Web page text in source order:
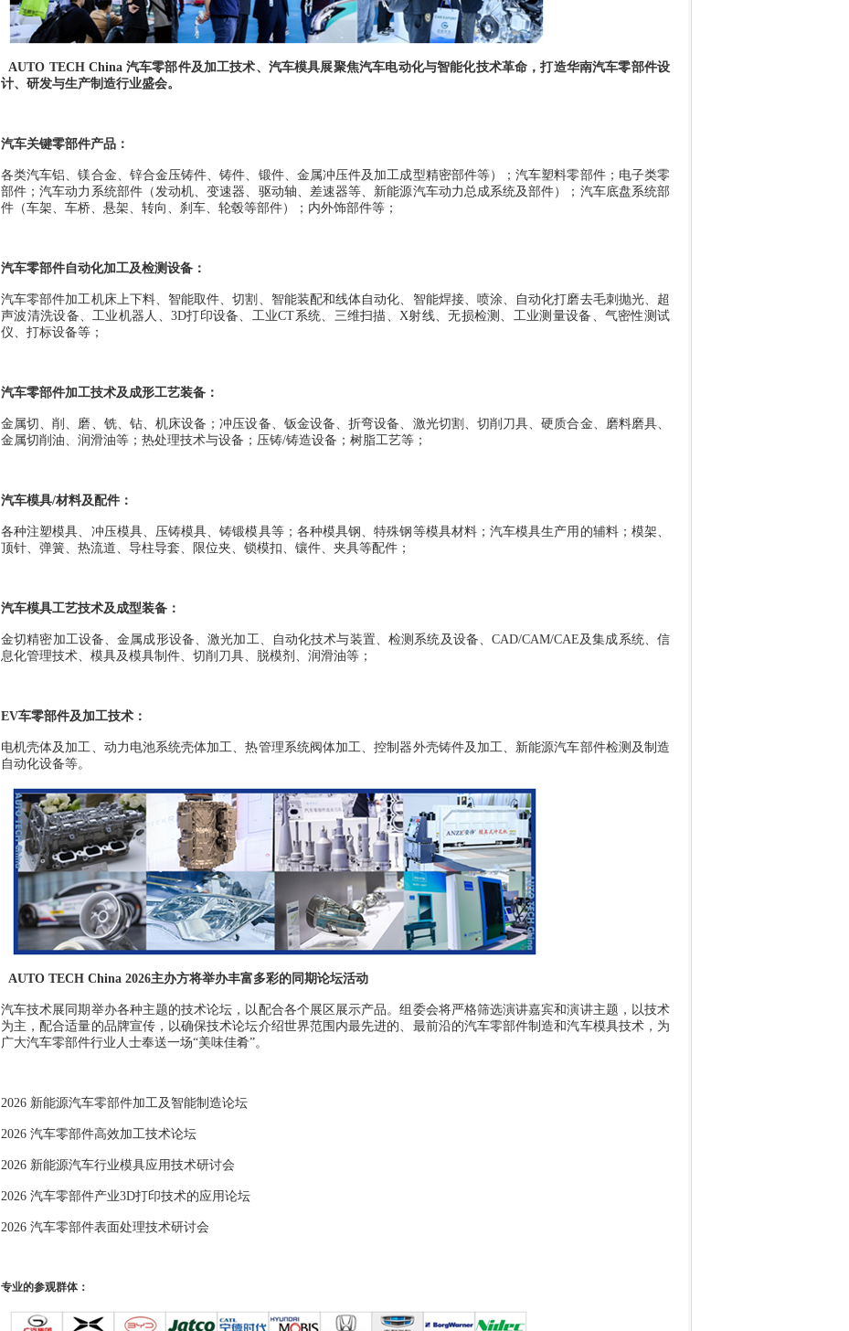
AUTO TECH China 汽车零部件及加工技术、汽车模具展聚焦汽车电动化与智能化技术革命，打造华南汽车零部件设
计、研发与生产制造行业盛会。
汽车关键零部件产品：
各类汽车铝、镁合金、锌合金压铸件、铸件、锻件、金属冲压件及加工成型精密部件等）；汽车塑料零部件；电子类零
部件；汽车动力系统部件（发动机、变速器、驱动轴、差速器等、新能源汽车动力总成系统及部件）；汽车底盘系统部
件（车架、车桥、悬架、转向、刹车、轮毂等部件）；内外饰部件等；
汽车零部件自动化加工及检测设备：
汽车零部件加工机床上下料、智能取件、切割、智能装配和线体自动化、智能焊接、喷涂、自动化打磨去毛刺抛光、超
声波清洗设备、工业机器人、 3D打印设备、工业CT系统、三维扫描、X射线、无损检测、工业测量设备、气密性测试
仪、打标设备等；
汽车零部件加工技术及成形工艺装备：
金属切、削、磨、铣、钻、机床设备；冲压设备、钣金设备、折弯设备、激光切割、切削刀具、硬质合金、磨料磨具、
金属切削油、润滑油等；热处理技术与设备；压铸/铸造设备；树脂工艺等；
汽车模具/材料及配件：
各种注塑模具、冲压模具、压铸模具、铸锻模具等；各种模具钢、特殊钢等模具材料；汽车模具生产用的辅料；模架、
顶针、弹簧、热流道、导柱导套、限位夹、锁模扣、镶件、夹具等配件；
汽车模具工艺技术及成型装备：
金切精密加工设备、金属成形设备、激光加工、自动化技术与装置、检测系统及设备、CAD/CAM/CAE及集成系统、信
息化管理技术、模具及模具制件、切削刀具、脱模剂、润滑油等；
EV车零部件及加工技术：
电机壳体及加工、动力电池系统壳体加工、热管理系统阀体加工、控制器外壳铸件及加工、新能源汽车部件检测及制造
自动化设备等。
AUTO TECH China 2026主办方将举办丰富多彩的同期论坛活动
汽车技术展同期举办各种主题的技术论坛，以配合各个展区展示产品。组委会将严格筛选演讲嘉宾和演讲主题，以技术
为主，配合适量的品牌宣传，以确保技术论坛介绍世界范围内最先进的、最前沿的汽车零部件制造和汽车模具技术，为
广大汽车零部件行业人士奉送一场“美味佳肴”。
2026 新能源汽车零部件加工及智能制造论坛
2026 汽车零部件高效加工技术论坛
2026 新能源汽车行业模具应用技术研讨会
2026 汽车零部件产业3D打印技术的应用论坛
2026 汽车零部件表面处理技术研讨会
专业的参观群体：